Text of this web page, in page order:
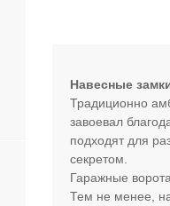
Навесные
Традиционно
завоевал
подходят для
секретом.
Гаражные
Тем не менее,